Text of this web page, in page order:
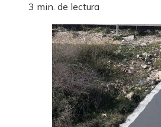
3 min. de lectura